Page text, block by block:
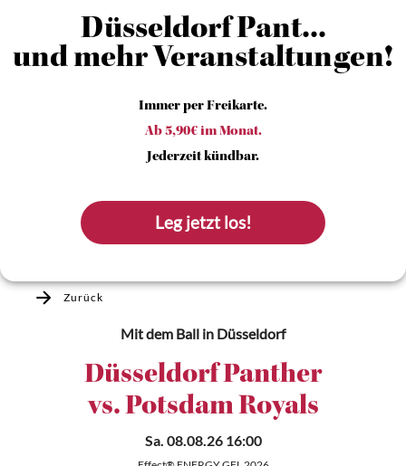
Düsseldorf Pant...
und mehr Veranstaltungen!
Immer per Freikarte.
Ab 5,90€ im Monat.
Jederzeit kündbar.
Leg jetzt los!
Zurück
Mit dem Ball in Düsseldorf
Düsseldorf Panther
vs. Potsdam Royals
Sa. 08.08.26 16:00